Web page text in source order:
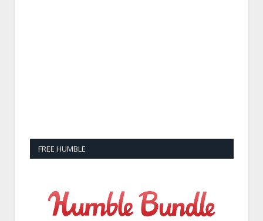
FREE HUMBLE